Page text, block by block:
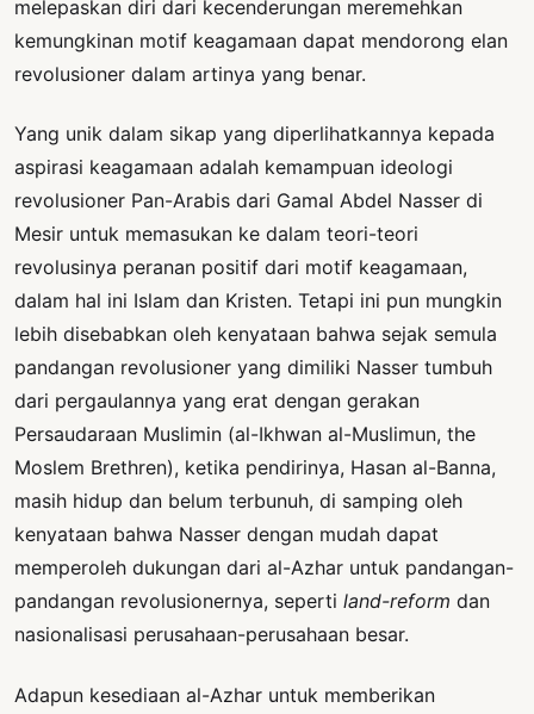
melepaskan diri dari kecenderungan meremehkan
kemungkinan motif keagamaan dapat mendorong elan
revolusioner dalam artinya yang benar.
Yang unik dalam sikap yang diperlihatkannya kepada
aspirasi keagamaan adalah kemampuan ideologi
revolusioner Pan-Arabis dari Gamal Abdel Nasser di
Mesir untuk memasukan ke dalam teori-teori
revolusinya peranan positif dari motif keagamaan,
dalam hal ini Islam dan Kristen. Tetapi ini pun mungkin
lebih disebabkan oleh kenyataan bahwa sejak semula
pandangan revolusioner yang dimiliki Nasser tumbuh
dari pergaulannya yang erat dengan gerakan
Persaudaraan Muslimin (al-Ikhwan al-Muslimun, the
Moslem Brethren), ketika pendirinya, Hasan al-Banna,
masih hidup dan belum terbunuh, di samping oleh
kenyataan bahwa Nasser dengan mudah dapat
memperoleh dukungan dari al-Azhar untuk pandangan-
pandangan revolusionernya, seperti land-reform dan
nasionalisasi perusahaan-perusahaan besar.
Adapun kesediaan al-Azhar untuk memberikan